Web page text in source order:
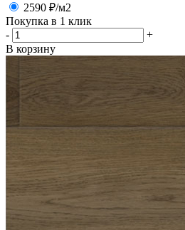
2590 ₽/м2
Покупка в 1 клик
-
+
В корзину